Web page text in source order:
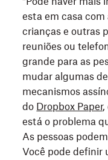
esta em casa
crianças e outras
reuniões ou
grande para as
mudar algumas
mecanismos
do Dropbox Paper,
está o problema
As pessoas
Você pode definir